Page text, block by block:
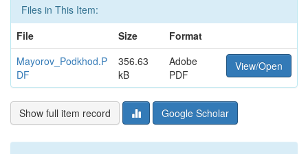
Files in This Item:
File
Size
Format
Mayorov_Podkhod.P
DF
356.63
kB
Adobe
PDF
View/Open
Show full item record Google Scholar